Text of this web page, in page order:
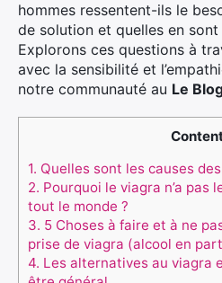
hommes ressentent-ils le
de solution et quelles en
Explorons ces questions à
avec la sensibilité et
notre communauté au Le
1. Quelles sont les causes
2. Pourquoi le viagra n’a pas
tout le monde ?
3. 5 Choses à faire et à ne
prise de viagra (alcool en
4. Les alternatives au viagra